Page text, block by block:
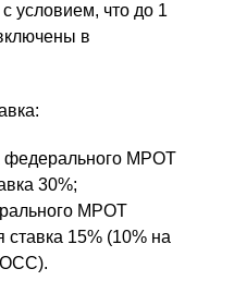
условием, что до 1
в
федерального МРОТ
30%;
МРОТ
15% (10% на